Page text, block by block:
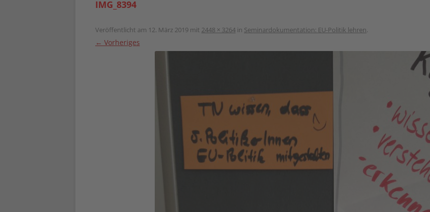
IMG_8394
Veröffentlicht am 12. März 2019 mit 2448 × 3264 in Seminardokumentation: EU-Politik lehren.
← Vorheriges